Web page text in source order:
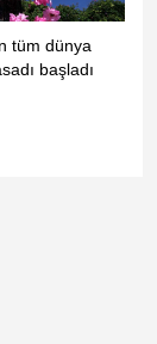
tüm dünya
başladı